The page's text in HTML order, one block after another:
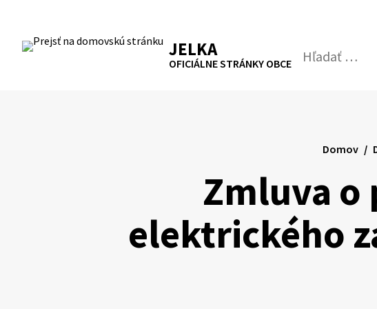
obsah
RSS Mapa Tlačiť
JELKA
OFICIÁLNE STRÁNKY OBCEHľadať:
Zmluva
elektrického
Domov